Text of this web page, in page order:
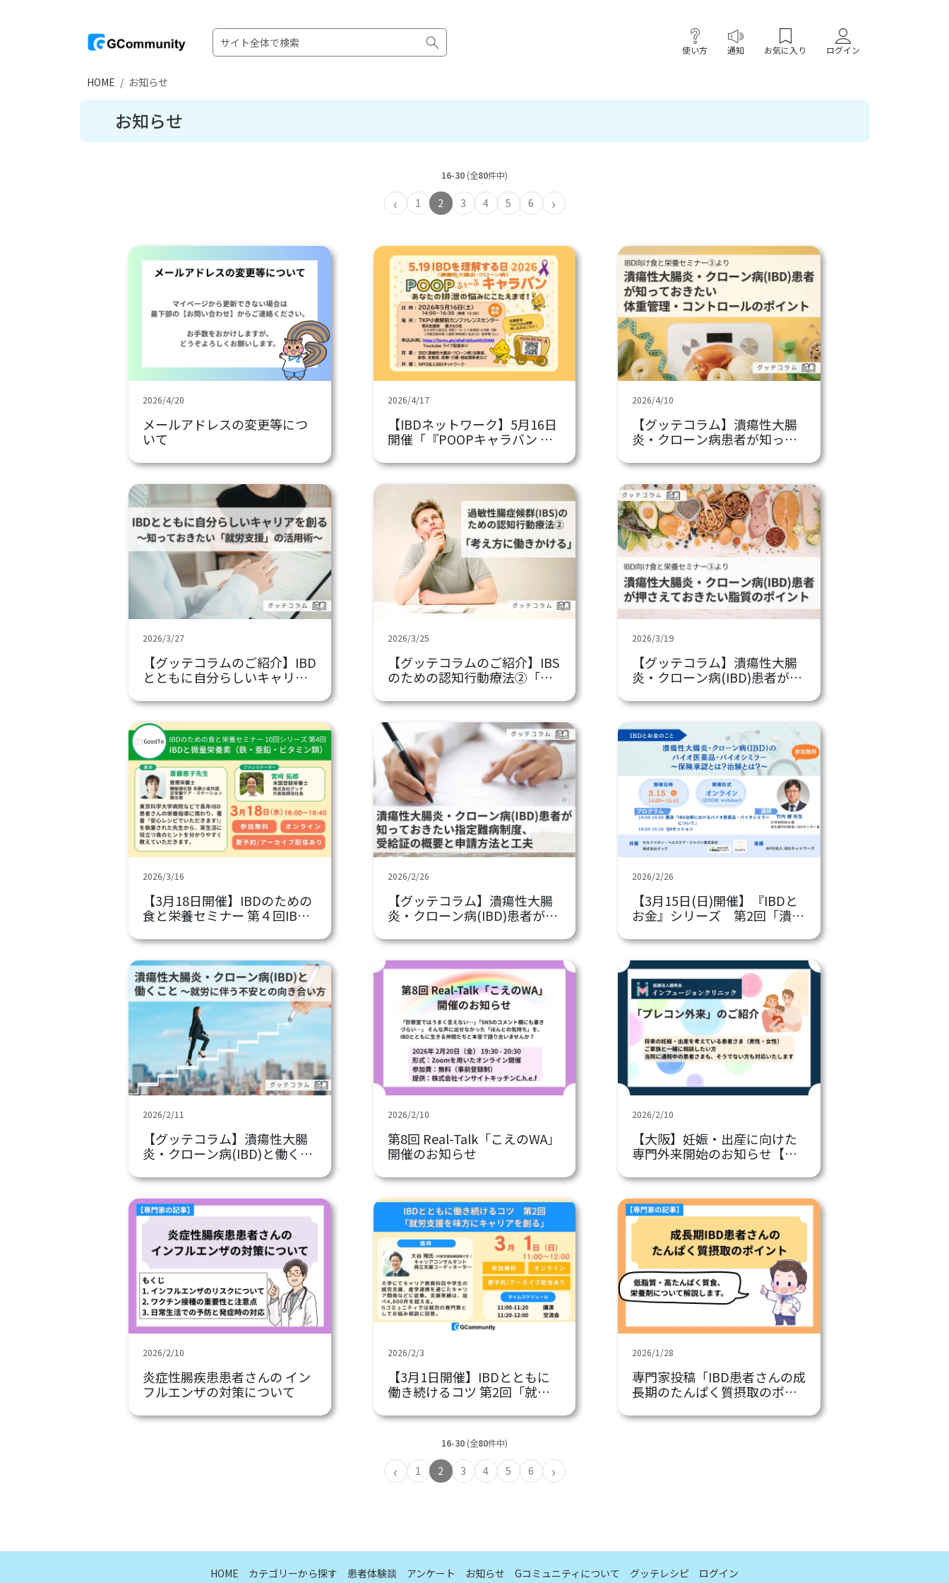
使い方 通知 お気に入り ログイン
HOME お知らせ
お知らせ
16-30 (全80件中)
‹ 1 2 3 4 5 6 ›
2026/4/20
メールアドレスの変更等につ
いて
2026/4/17
【IBDネットワーク】5月16日
開催「『POOPキャラバン 』
ます！」
2026/4/10
【グッテコラム】潰瘍性大腸
炎・クローン病患者が知って
ールのポイント
2026/3/27
【グッテコラムのご紹介】IBD
とともに自分らしいキャリア
労支援」の活用術
2026/3/25
【グッテコラムのご紹介】IBS
のための認知行動療法②「考
2026/3/19
【グッテコラム】潰瘍性大腸
炎・クローン病(IBD)患者が押
ト
2026/3/16
【3月18日開催】IBDのための
食と栄養セミナー 第４回IBD
タミン類）
2026/2/26
【グッテコラム】潰瘍性大腸
炎・クローン病(IBD)患者が知
受給証の概要と申請方法と工
夫
2026/2/26
【3月15日(日)開催】『IBDと
お金』シリーズ 第2回「潰瘍
バイオ医薬品・バイオシミラ
ー〜保険承認とは？治験と
は？〜」
2026/2/11
【グッテコラム】潰瘍性大腸
炎・クローン病(IBD)と働くこ
合い方
2026/2/10
第8回 Real-Talk「こえのWA」
開催のお知らせ
2026/2/10
【大阪】妊娠・出産に向けた
専門外来開始のお知らせ【イ
2026/2/10
炎症性腸疾患患者さんの イン
フルエンザの対策について
2026/2/3
【3月1日開催】IBDとともに
働き続けるコツ 第2回「就労
る」
2026/1/28
専門家投稿「IBD患者さんの成
長期のたんぱく質摂取のポイ
食/栄養剤）
16-30 (全80件中)
‹ 1 2 3 4 5 6 ›
HOME カテゴリーから探す 患者体験談 アンケート お知らせ Gコミュニティについて グッテレシピ ログイン